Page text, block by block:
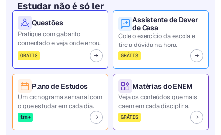
Estudar não é só ler
Questões
Pratique com gabarito
comentado e veja onde errou.
GRÁTIS
Assistente de Dever
de Casa
Cole o exercício da escola e
tire a dúvida na hora.
GRÁTIS
Plano de Estudos
Um cronograma semanal com
o que estudar em cada dia.
tm+
Matérias do ENEM
Veja os conteúdos que mais
caem em cada disciplina.
GRÁTIS